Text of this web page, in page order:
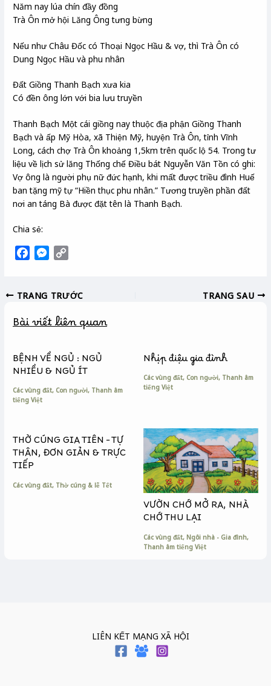
Năm nay lúa chín đầy đồng
Trà Ôn mở hội Lăng Ông tưng bừng
Nếu như Châu Đốc có Thoại Ngọc Hầu & vợ, thì Trà Ôn có
Dung Ngọc Hầu và phu nhân
Đất Giồng Thanh Bạch xưa kia
Có đền ông lớn với bia lưu truyền
Thanh Bạch Một cái giồng nay thuộc địa phận Giồng Thanh
Bạch và ấp Mỹ Hòa, xã Thiện Mỹ, huyện Trà Ôn, tỉnh Vĩnh
Long, cách chợ Trà Ôn khoảng 1,5km trên quốc lộ 54. Trong tư
liệu về lịch sử lăng Thống chế Điều bát Nguyễn Văn Tồn có ghi:
Vợ ông là người phụ nữ đức hạnh, khi mất được triều đình Huế
ban tặng mỹ tự “Hiền thục phu nhân.” Tương truyền phần đất
nơi an táng Bà được đặt tên là Thanh Bạch.
Chia sẻ:
e
o
k
M
s
n
e
r
y
i
k
TRANG TRƯỚC TRANG SAU
Bài viết liên quan
BỆNH VỀ NGỦ : NGỦ
NHIỀU & NGỦ ÍT
Các vùng đất, Con người, Thanh âm
tiếng Việt
Nhịp điệu gia đình
Các vùng đất, Con người, Thanh âm
tiếng Việt
THỜ CÚNG GIA TIÊN – TỰ
THÂN, ĐƠN GIẢN & TRỰC
TIẾP
Các vùng đất, Thờ cúng & lễ Tết
VƯỜN CHỚ MỞ RA, NHÀ
CHỚ THU LẠI
Các vùng đất, Ngôi nhà - Gia đình,
Thanh âm tiếng Việt
LIÊN KẾT MẠNG XÃ HỘI